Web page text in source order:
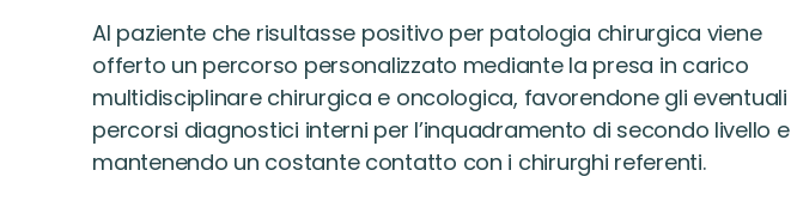
Al paziente che risultasse positivo per patologia chirurgica viene
offerto un percorso personalizzato mediante la presa in carico
multidisciplinare chirurgica e oncologica, favorendone gli eventuali
percorsi diagnostici interni per l’inquadramento di secondo livello e
mantenendo un costante contatto con i chirurghi referenti.